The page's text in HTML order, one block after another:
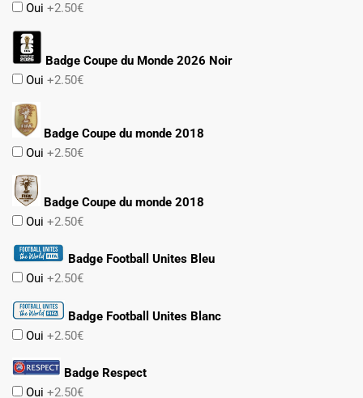
Oui +2.50€
Badge Coupe du Monde 2026 Noir
Oui +2.50€
Badge Coupe du monde 2018
Oui +2.50€
Badge Coupe du monde 2018
Oui +2.50€
Badge Football Unites Bleu
Oui +2.50€
Badge Football Unites Blanc
Oui +2.50€
Badge Respect
Oui +2.50€